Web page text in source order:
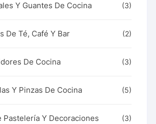
Y Guantes De Cocina (3)
De Té, Café Y Bar (2)
De Cocina (3)
Y Pinzas De Cocina (5)
Pastelería Y Decoraciones (3)